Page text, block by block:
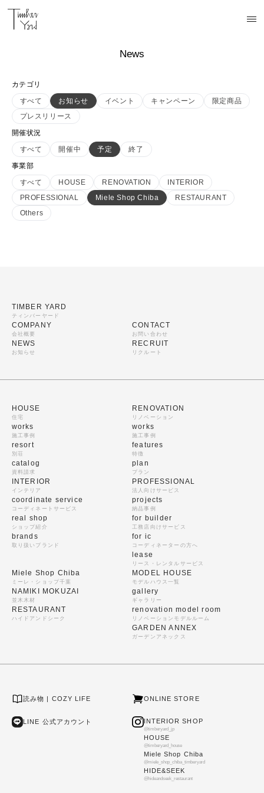
News
カテゴリ
すべて
お知らせ イベント キャンペーン
限定商品
プレスリリース
開催状況
すべて
開催中 予定
終了
事業部
すべて
HOUSE RENOVATION
INTERIOR
PROFESSIONAL
Miele Shop Chiba
RESTAURANT
Others
TIMBER YARD
ティンバーヤード
COMPANY
会社概要
NEWS
お知らせ
CONTACT
お問い合わせ
RECRUIT
リクルート
HOUSE
住宅
works
施工事例
resort
別荘
catalog
資料請求
RENOVATION
リノベーション
works
施工事例
features
特徴
plan
プラン
INTERIOR
インテリア
coordinate service
コーディネートサービス
real shop
ショップ紹介
brands
取り扱いブランド
PROFESSIONAL
法人向けサービス
projects
納品事例
for builder
工務店向けサービス
for ic
コーディネーターの方へ
lease
リース・レンタルサービス
Miele Shop Chiba
ミーレ・ショップ千葉
NAMIKI MOKUZAI
並木木材
RESTAURANT
ハイドアンドシーク
MODEL HOUSE
モデルハウス一覧
gallery
ギャラリー
renovation model room
リノベーションモデルルーム
GARDEN ANNEX
ガーデンアネックス
読み物 | COZY LIFE ONLINE STORE
LINE 公式アカウント INTERIOR SHOP
@timberyard_jp
HOUSE
@timberyard_house
Miele Shop Chiba
@miele_shop_chiba_timberyard
HIDE&SEEK
@hideandseek_restaurant